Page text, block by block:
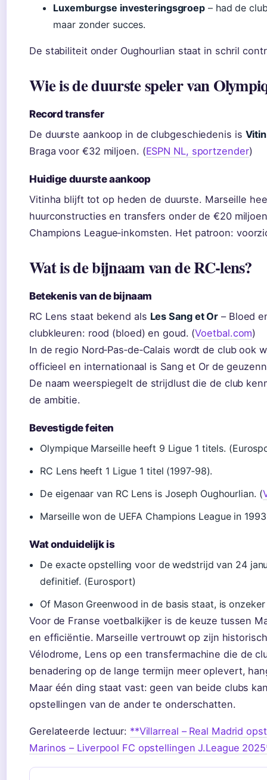
Luxemburgse investeringsgroep – had de
maar zonder succes.
De stabiliteit onder Oughourlian staat in schril
Wie is de duurste speler van
Record transfer
De duurste aankoop in de clubgeschiedenis is
Braga voor €32 miljoen. (ESPN NL, sportzender)
Huidige duurste aankoop
Vitinha blijft tot op heden de duurste. Marseille
huurconstructies en transfers onder de €20
Champions League‑inkomsten. Het patroon:
Wat is de bijnaam van de RC‑lens?
Betekenis van de bijnaam
RC Lens staat bekend als Les Sang et Or – Bloed
clubkleuren: rood (bloed) en goud. (Voetbal.com)
In de regio Nord‑Pas‑de‑Calais wordt de club ook
officieel en internationaal is Sang et Or de
De naam weerspiegelt de strijdlust die de club
de ambitie.
Bevestigde feiten
Olympique Marseille heeft 9 Ligue 1 titels.
RC Lens heeft 1 Ligue 1 titel (1997‑98).
De eigenaar van RC Lens is Joseph Oughourlian. (
Marseille won de UEFA Champions League in
Wat onduidelijk is
De exacte opstelling voor de wedstrijd van 24
definitief. (Eurosport)
Of Mason Greenwood in de basis staat, is
Voor de Franse voetbalkijker is de keuze tussen
en efficiëntie. Marseille vertrouwt op zijn
Vélodrome, Lens op een transfermachine die de
benadering op de lange termijn meer oplevert,
Maar één ding staat vast: geen van beide clubs
opstellingen van de ander te onderschatten.
Gerelateerde lectuur: **Villarreal – Real Madrid
Marinos – Liverpool FC opstellingen J.League